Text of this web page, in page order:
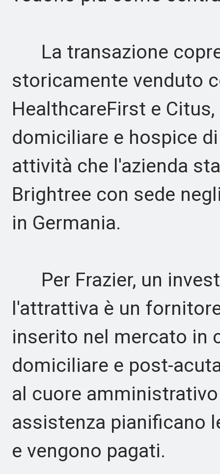
La transazione
storicamente venduto
HealthcareFirst e
domiciliare e hospice
attività che l'azienda
Brightree con sede
in Germania.
Per Frazier, un
l'attrattiva è un
inserito nel mercato in
domiciliare e post-
al cuore
assistenza pianificano
e vengono pagati.